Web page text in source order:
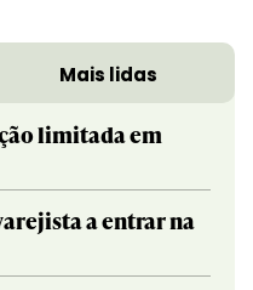
Mais lidas
limitada em
a entrar na